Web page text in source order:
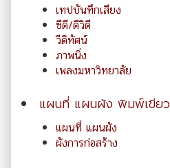
เทปบันทึกเสียง
ซีดี/ดีวิดี
วีดิทัศน์
ภาพนิ่ง
เพลงมหาวิทยาลัย
แผนที่ แผนผัง พิมพ์เขียว
แผนที่ แผนผัง
ผังการก่อสร้าง